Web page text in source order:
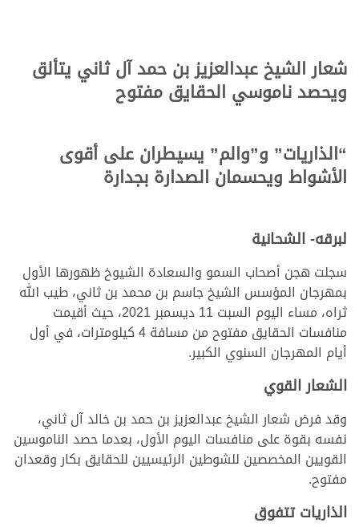
شعار الشيخ عبدالعزيز بن حمد آل ثاني يتألق
ويحصد ناموسي الحقايق مفتوح
“الذاريات” و”والم” يسيطران على أقوى
الأشواط ويحسمان الصدارة بجدارة
لبرقه- الشحانية
سجلت هجن أصحاب السمو والسعادة الشيوخ ظهورها الأول
بمهرجان المؤسس الشيخ جاسم بن محمد بن ثاني، طيب الله
ثراه، مساء اليوم السبت 11 ديسمبر 2021، حيث أقيمت
منافسات الحقايق مفتوح من مسافة 4 كيلومترات، في أول
أيام المهرجان السنوي الكبير.
الشعار القوي
وقد فرض شعار الشيخ عبدالعزيز بن حمد بن خالد آل ثاني،
نفسه بقوة على منافسات اليوم الأول، بعدما حصد الناموسين
القويين المخصصين للشوطين الرئيسيين للحقايق بكار وقعدان
مفتوح.
الذاريات تتفوق